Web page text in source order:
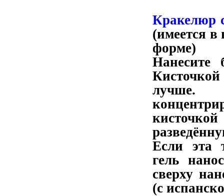
Кракелюр
(имеется
форме)
Нанесите
лучше.
Если эта
гель
сверху
(с